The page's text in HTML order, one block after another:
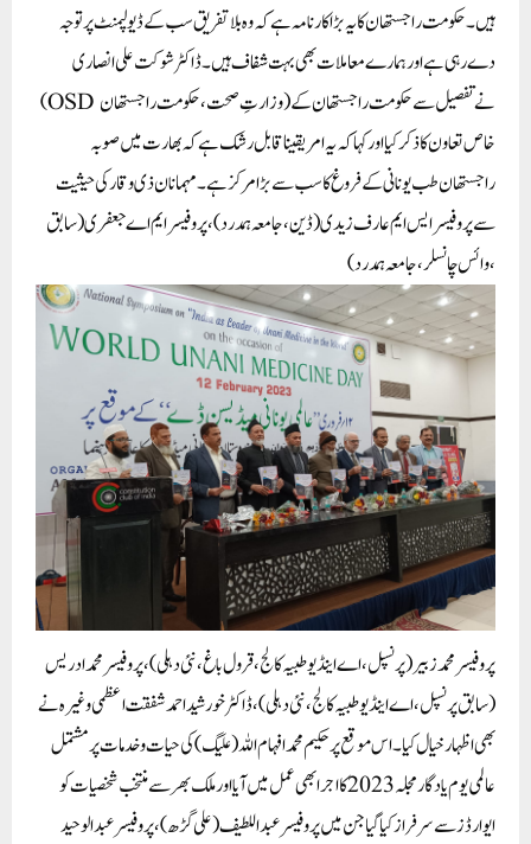
ہیں۔ حکومت راجستھان کا یہ بڑا کارنامہ ہے کہ وہ بلاتفریق سب کے ڈیولپمنٹ پر توجہ
دے رہی ہے اور ہمارے معاملات بھی بہت شفاف ہیں۔ ڈاکٹر شوکت علی انصاری
(OSD وزارتِ صحت، حکومت راجستھان)نے تفصیل سے حکومت راجستھان کے
خاص تعاون کا ذکر کیا اور کہا کہ یہ امر یقینا قابل رشک ہے کہ بھارت میں صوبہ
راجستھان طب یونانی کے فروغ کا سب سے بڑا مرکز ہے۔ مہمانان ذی وقار کی حیثیت
سے پروفیسر ایس ایم عارف زیدی (ڈین، جامعہ ہمدرد)، پروفیسر ایم اے جعفری (سابق
وائس چانسلر، جامعہ ہمدرد)،
پروفیسر محمد زبیر (پرنسپل، اے اینڈ یو طبیہ کالج، قرول باغ، نئی دہلی)، پروفیسر محمد ادریس
(سابق پرنسپل، اے اینڈ یو طبیہ کالج، نئی دہلی)، ڈاکٹر خورشید احمد شفقت اعظمی وغیرہ نے
بھی اظہار خیال کیا۔ اس موقع پر حکیم محمد افہام اللہ (علیگ) کی حیات و خدمات پر مشتمل
عالمی یوم یادگار مجلہ 2023 کا اجرا بھی عمل میں آیا اور ملک بھر سے منتخب شخصیات کو
ایوارڈز سے سرفراز کیا گیا جن میں پروفیسر عبداللطیف (علی گڑھ)، پروفیسر عبدالوحید